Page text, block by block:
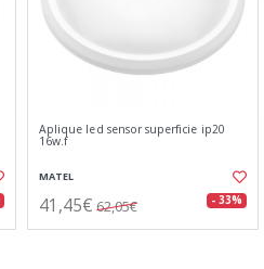
Aplique led sensor superficie ip20
16w.f
MATEL
41,45€ 62,05€ - 33%